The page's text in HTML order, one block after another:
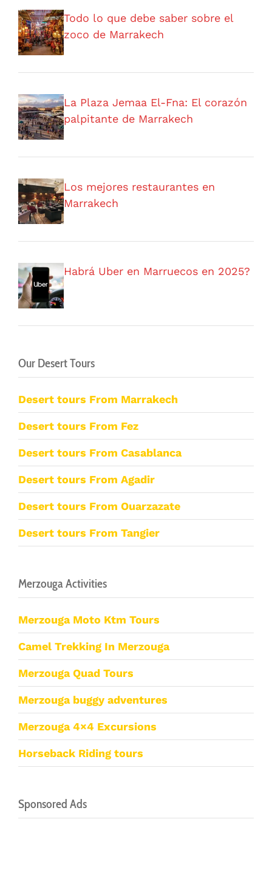
Todo lo que debe saber sobre el
zoco de Marrakech
La Plaza Jemaa El-Fna: El corazón
palpitante de Marrakech
Los mejores restaurantes en
Marrakech
Habrá Uber en Marruecos en 2025?
Our Desert Tours
Desert tours From Marrakech
Desert tours From Fez
Desert tours From Casablanca
Desert tours From Agadir
Desert tours From Ouarzazate
Desert tours From Tangier
Merzouga Activities
Merzouga Moto Ktm Tours
Camel Trekking In Merzouga
Merzouga Quad Tours
Merzouga buggy adventures
Merzouga 4×4 Excursions
Horseback Riding tours
Sponsored Ads